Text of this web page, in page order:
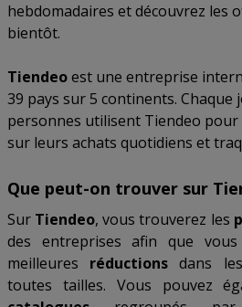
hebdomadaires et découvrez les
bientôt.
Tiendeoest une entreprise
39 pays sur 5 continents. Chaque
personnes utilisent Tiendeo pour
sur leurs achats quotidiens et
Que peut-on trouver sur
Sur Tiendeo, vous trouverez les
des entreprises afin que vous
meilleures réductions dans
toutes tailles. Vous pouvez